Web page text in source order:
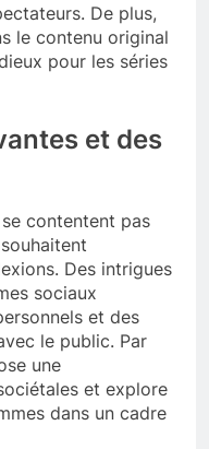
De plus,
le contenu original
pour les séries
et des
contentent pas
Des intrigues
sociaux
et des
le public. Par
une
et explore
dans un cadre